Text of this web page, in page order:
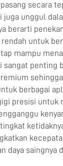
secara
unggul
berarti
untuk
mampu
berbagai
presisi
daya saingnya